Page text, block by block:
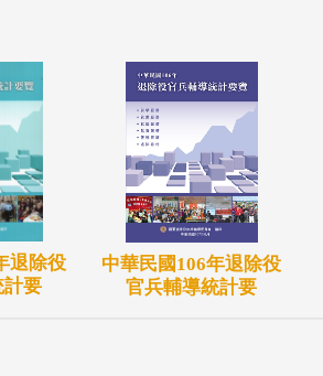
退除役
計要
中華民國106年退除役
官兵輔導統計要